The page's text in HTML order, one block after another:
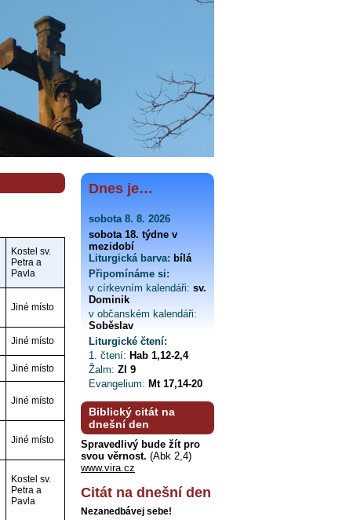
Kostel sv.
Petra a
Pavla
Jiné místo
Jiné místo
Jiné místo
Jiné místo
Jiné místo
Kostel sv.
Petra a
Pavla
Dnes je…
sobota 8. 8. 2026
sobota 18. týdne v
mezidobí
Liturgická barva: bílá
Připomínáme si:
v církevním kalendáři: sv.
Dominik
v občanském kalendáři:
Soběslav
Liturgické čtení:
1. čtení: Hab 1,12-2,4
Žalm: Zl 9
Evangelium: Mt 17,14-20
Biblický citát na
dnešní den
Spravedlivý bude žít pro
svou věrnost. (Abk 2,4)
www.vira.cz
Citát na dnešní den
Nezanedbávej sebe!